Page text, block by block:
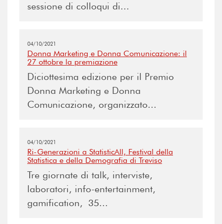
sessione di colloqui di...
04/10/2021
Donna Marketing e Donna Comunicazione: il
27 ottobre la premiazione
Diciottesima edizione per il Premio
Donna Marketing e Donna
Comunicazione, organizzato...
04/10/2021
Ri-Generazioni a StatisticAll, Festival della
Statistica e della Demografia di Treviso
Tre giornate di talk, interviste,
laboratori, info-entertainment,
gamification, 35...